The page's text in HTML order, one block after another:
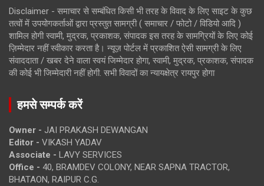
Disclaimer - समाचार से सम्बंधित किसी भी तरह के विवाद के लिए साइट के कुछ
तत्वों में उपयोगकर्ताओं द्वारा प्रस्तुत सामग्री ( समाचार / फोटो / विडियो आदि )
शामिल होगी स्वामी, मुद्रक, प्रकाशक, संपादक इस तरह के सामग्रियों के लिए कोई
ज़िम्मेदार नहीं स्वीकार करता है। न्यूज़ पोर्टल में प्रकाशित ऐसी सामग्री के लिए
संवाददाता / खबर देने वाला स्वयं जिम्मेदार होगा, स्वामी, मुद्रक, प्रकाशक, संपादक
की कोई भी जिम्मेदारी नहीं होगी. सभी विवादों का न्यायक्षेत्र रायपुर होगा
हमसे सम्पर्क करें
Owner - JAI PRAKASH DEWANGAN
Editor - VIKASH YADAV
Associate - LAVY SERVICES
Office - 40, BRAMDEV COLONY, NEAR SAPNA TRACTOR,
BHATAON, RAIPUR C.G.